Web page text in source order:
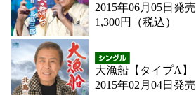
2015年06月05日発売
1,300円（税込）
大漁船【タイプA】
2015年02月04日発売